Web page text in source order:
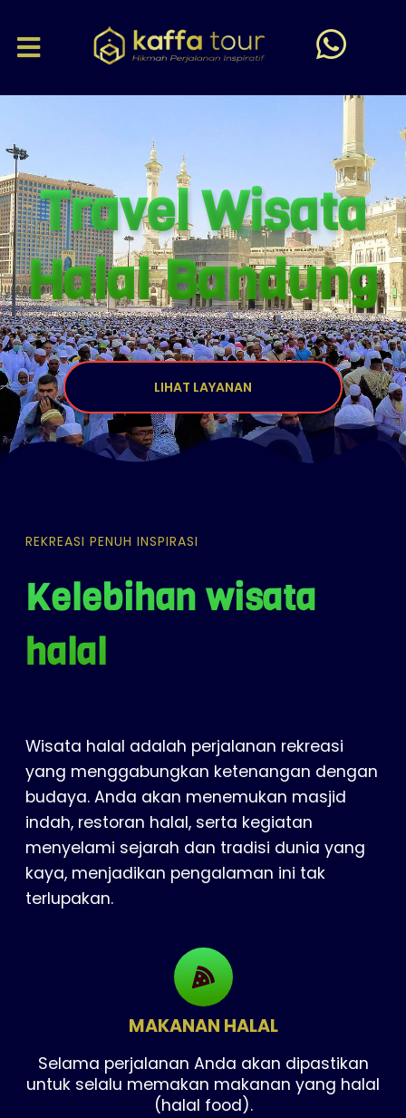
Travel Wisata
Halal Bandung
LIHAT LAYANAN
REKREASI PENUH INSPIRASI
Kelebihan wisata
halal
Wisata halal adalah perjalanan rekreasi
yang menggabungkan ketenangan dengan
budaya. Anda akan menemukan masjid
indah, restoran halal, serta kegiatan
menyelami sejarah dan tradisi dunia yang
kaya, menjadikan pengalaman ini tak
terlupakan.
MAKANAN HALAL
Selama perjalanan Anda akan dipastikan
untuk selalu memakan makanan yang halal
(halal food).